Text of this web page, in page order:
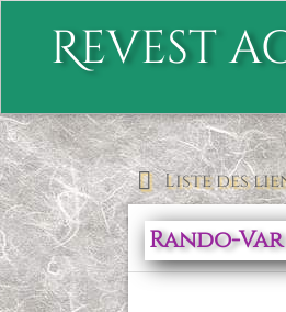
Revest
Liste des
Rando-Var